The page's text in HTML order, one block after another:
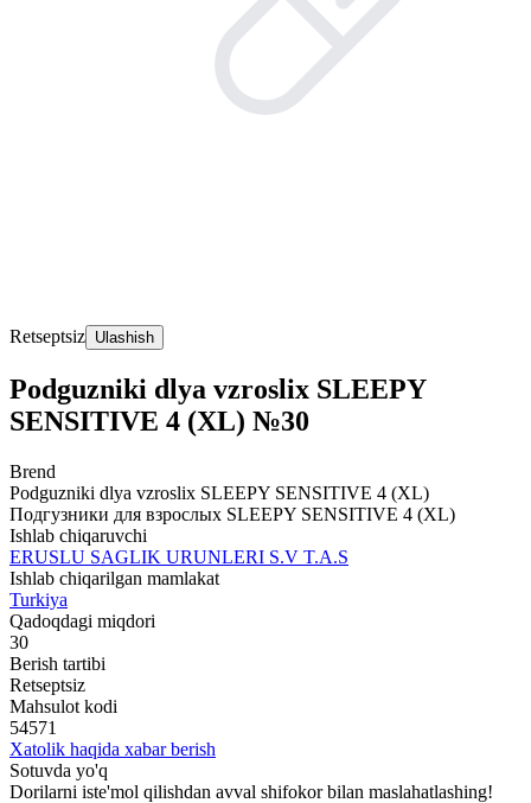
Retseptsiz Ulashish
Podguzniki dlya vzroslix SLEEPY
SENSITIVE 4 (XL) №30
Brend
Podguzniki dlya vzroslix SLEEPY SENSITIVE 4 (XL)
Подгузники для взрослых SLEEPY SENSITIVE 4 (XL)
Ishlab chiqaruvchi
ERUSLU SAGLIK URUNLERI S.V T.A.S
Ishlab chiqarilgan mamlakat
Turkiya
Qadoqdagi miqdori
30
Berish tartibi
Retseptsiz
Mahsulot kodi
54571
Xatolik haqida xabar berish
Sotuvda yo'q
Dorilarni iste'mol qilishdan avval shifokor bilan maslahatlashing!